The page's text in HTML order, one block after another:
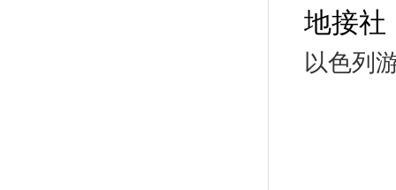
地接社
以色列